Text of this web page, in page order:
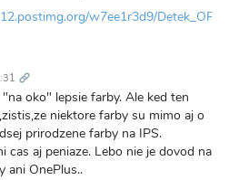
w7ee1r3d9/
odkaz
oko" lepsie farby. Ale ked ten
niektore farby su mimo aj o
prirodzene farby na IPS.
cas aj peniaze. Lebo nie je dovod na
ani OnePlus..